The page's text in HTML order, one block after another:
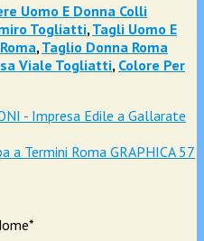
Uomo E Donna Colli
Togliatti, Tagli Uomo E
, Taglio Donna Roma
Viale Togliatti, Colore Per
- Impresa Edile a Gallarate
a Termini Roma GRAPHICA 57